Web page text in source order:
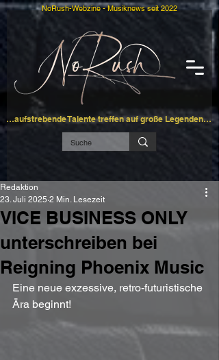
…aufstrebende Talente treffen auf große Legenden…
NoRush-Webzine - Musiknews seit 2022
VICE BUSINESS ONLY
unterschreiben bei
Reigning Phoenix Music
Redaktion
23. Juli 2025 2 Min. Lesezeit
Eine neue exzessive, retro-futuristische
Ära beginnt!